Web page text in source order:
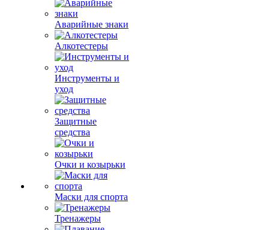
Аварийные знаки
Алкотестеры
Инструменты и
уход
Защитные
средства
Очки и козырьки
Маски для спорта
Тренажеры